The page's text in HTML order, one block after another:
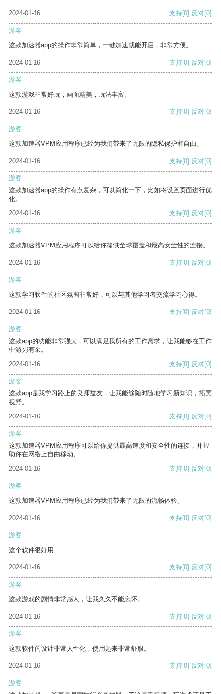
2024-01-16 支持[0] 反对[0]
游客
这款加速器app的操作非常简单，一键加速就能开启，非常方便。
2024-01-16 支持[0] 反对[0]
游客
这款游戏非常好玩，画面精美，玩法丰富。
2024-01-16 支持[0] 反对[0]
游客
这款加速器VPM应用程序已经为我们带来了无限的隐私保护和自由。
2024-01-16 支持[0] 反对[0]
游客
这款加速器app的操作有点复杂，可以简化一下，比如将设置页面进行优
化。
2024-01-16
支持[0] 反对[0]
游客
这款加速器VPM应用程序可以给你提供全球覆盖和最高安全性的连接。
2024-01-16 支持[0] 反对[0]
游客
这款学习软件的社区氛围非常好，可以与其他学习者交流学习心得。
2024-01-16 支持[0] 反对[0]
游客
这款app的功能非常强大，可以满足我所有的工作需求，让我能够在工作
中游刃有余。
2024-01-16
支持[0] 反对[0]
游客
这款app是我学习路上的良师益友，让我能够随时随地学习新知识，拓宽
视野。
2024-01-16
支持[0] 反对[0]
游客
这款加速器VPM应用程序可以给你提供最高速度和安全性的连接，并帮
助你在网络上自由移动。
2024-01-16
支持[0] 反对[0]
游客
这款加速器VPM应用程序已经为我们带来了无限的流畅体验。
2024-01-16 支持[0] 反对[0]
游客
这个软件很好用
2024-01-16 支持[0] 反对[0]
游客
这款游戏的剧情非常感人，让我久久不能忘怀。
2024-01-16 支持[0] 反对[0]
游客
这款软件的设计非常人性化，使用起来非常舒服。
2024-01-16 支持[0] 反对[0]
游客